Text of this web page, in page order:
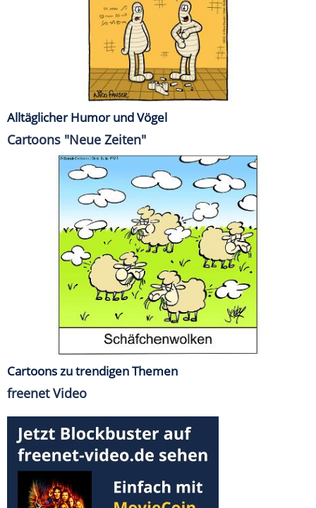
Alltäglicher Humor und Vögel
Cartoons "Neue Zeiten"
Cartoons zu trendigen Themen
freenet Video